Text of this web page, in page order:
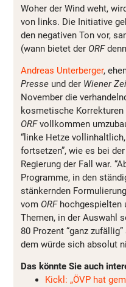
Woher der Wind weht,
von links. Die Initiative
den negativen Ton vor,
(wann bietet der ORF
Andreas Unterberger,
Presse und der Wiener
November die
kosmetische Korrekturen
ORFvollkommen
“linke Hetze
fortsetzen”, wie es bei
Regierung der Fall war.
Programme, in den
stänkernden
vom ORFhochgespielten
Themen, in der Auswahl
80 Prozent “ganz
dem würde sich absolut
Das könnte Sie auch
Kickl: „ÖVP hat